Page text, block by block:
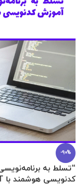
-90%
“تسلط به
کدنویسی هوشمند با ChatGPT”